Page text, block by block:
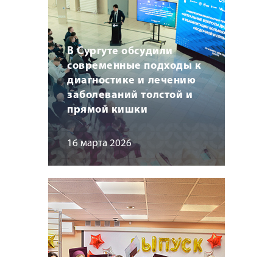
В Сургуте обсудили
современные подходы к
диагностике и лечению
заболеваний толстой и
прямой кишки
16 марта 2026